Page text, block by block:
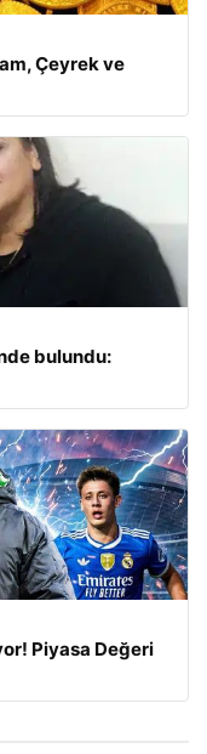
Çeyrek ve
bulundu:
Piyasa Değeri